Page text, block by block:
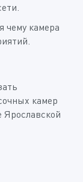
чему камера
камер